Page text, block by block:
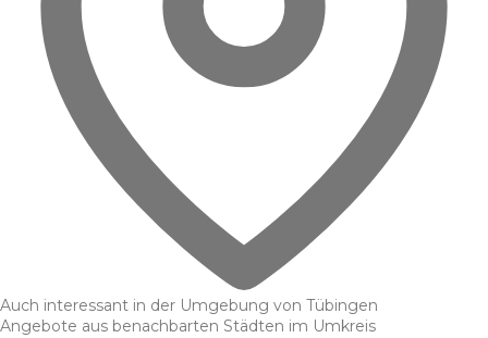
Auch interessant in der Umgebung von Tübingen
Angebote aus benachbarten Städten im Umkreis